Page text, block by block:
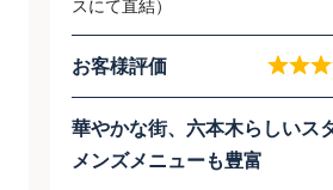
スにて直結）
お客様評価
華やかな街、六本木らしいス
メンズメニューも豊富